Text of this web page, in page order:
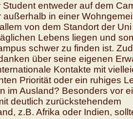
entweder auf dem
außerhalb in einer
von dem Standort der
Lebens liegen und
schwer zu finden ist.
über seine eigenen
Kontakte mit
Priorität oder ein ruhiges
im Ausland? Besonders vor
deutlich zurückstehendem
z.B. Afrika oder Indien,